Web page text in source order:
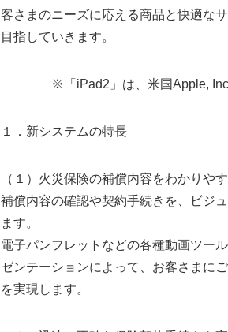
客さまのニーズに応える商品と快適な
目指していきます。
※「iPad2」は、米国Apple, Inc
１．新システムの特長
（１）火災保険の補償内容をわかりや
補償内容の確認や契約手続きを、ビジ
ます。
電子パンフレットなどの各種動画ツー
ゼンテーションによって、お客さまに
を実現します。